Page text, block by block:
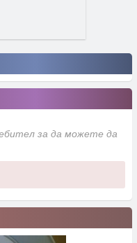
за да можете да